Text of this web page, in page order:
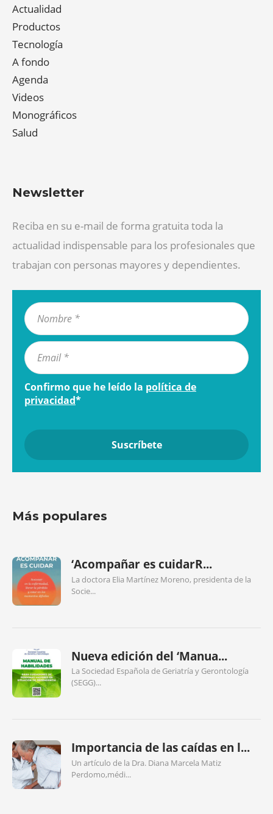
Actualidad
Productos
Tecnología
A fondo
Agenda
Videos
Monográficos
Salud
Newsletter
Reciba en su e-mail de forma gratuita toda la
actualidad indispensable para los profesionales que
trabajan con personas mayores y dependientes.
Confirmo que he leído la política de
privacidad*
Más populares
‘Acompañar es cuidarR...
La doctora Elia Martínez Moreno, presidenta de la
Socie...
Nueva edición del ‘Manua...
La Sociedad Española de Geriatría y Gerontología
(SEGG)...
Importancia de las caídas en l...
Un artículo de la Dra. Diana Marcela Matiz
Perdomo,médi...